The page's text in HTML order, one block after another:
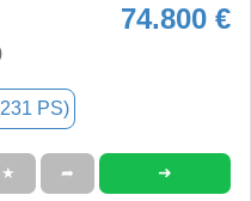
74.800 €
PS)
★ ➦ ➜